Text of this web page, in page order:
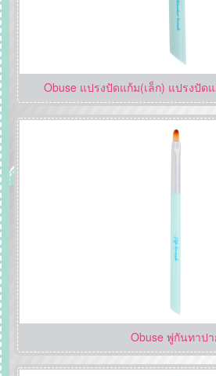
Obuse แปรงปัดแก้ม(เล็ก) แปรงปั
Obuse พู่กันทาป